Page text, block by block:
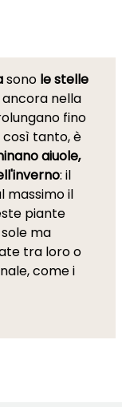
sono le stelle
nella
fino
così tanto, è
aiuole,
: il
massimo il
piante
ma
tra loro o
come i